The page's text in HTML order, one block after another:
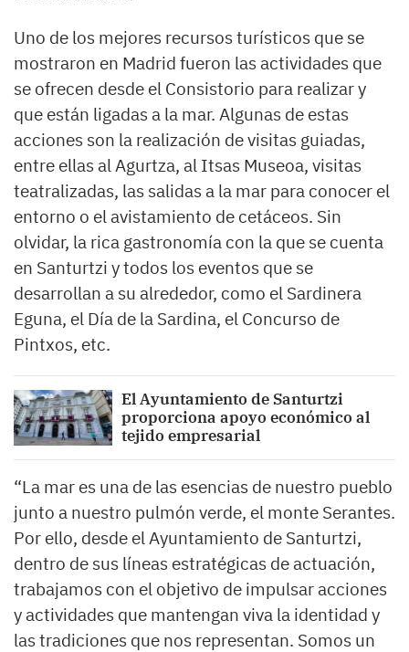
Uno de los mejores recursos turísticos que se
mostraron en Madrid fueron las actividades que
se ofrecen desde el Consistorio para realizar y
que están ligadas a la mar. Algunas de estas
acciones son la realización de visitas guiadas,
entre ellas al Agurtza, al Itsas Museoa, visitas
teatralizadas, las salidas a la mar para conocer el
entorno o el avistamiento de cetáceos. Sin
olvidar, la rica gastronomía con la que se cuenta
en Santurtzi y todos los eventos que se
desarrollan a su alrededor, como el Sardinera
Eguna, el Día de la Sardina, el Concurso de
Pintxos, etc.
El Ayuntamiento de Santurtzi
proporciona apoyo económico al
tejido empresarial
“La mar es una de las esencias de nuestro pueblo
junto a nuestro pulmón verde, el monte Serantes.
Por ello, desde el Ayuntamiento de Santurtzi,
dentro de sus líneas estratégicas de actuación,
trabajamos con el objetivo de impulsar acciones
y actividades que mantengan viva la identidad y
las tradiciones que nos representan. Somos un